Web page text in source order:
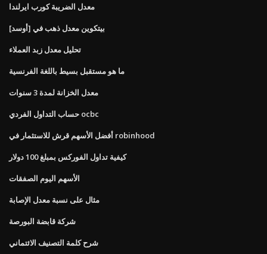
معدل الضريبة كورب ايرلندا
بيتكوين معدل ذهب في [أوسد]
تحليل معدل زبد العملاء
ما هو مستقبل بسيط باللغة الفرنسية
معدل الخزانة لمدة 3 سنوات
حساب التداول الفردي ocbc
أفضل الأسهم قرش للاستثمار في robinhood
كيفية تداول الفوركس بمبلغ 100 دولار
الأسهم اليوم الصفقات
مثال على نسبة معدل الإصابة
شركة قابضة البورصة
شرح كلمة التصنيف الائتماني